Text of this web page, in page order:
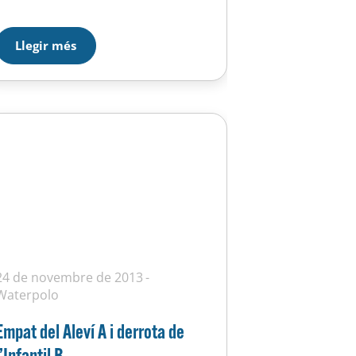
Llegir més
de novembre de 2013
del Aleví A i derrota de